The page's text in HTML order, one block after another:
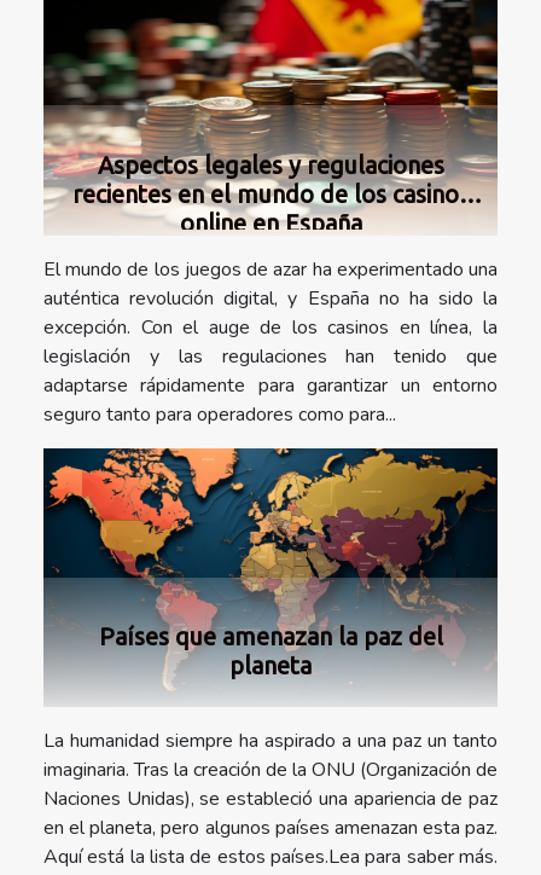
Aspectos legales y regulaciones
recientes en el mundo de los casinos
online en España
El mundo de los juegos de azar ha experimentado una
auténtica revolución digital, y España no ha sido la
excepción. Con el auge de los casinos en línea, la
legislación y las regulaciones han tenido que
adaptarse rápidamente para garantizar un entorno
seguro tanto para operadores como para...
Países que amenazan la paz del
planeta
La humanidad siempre ha aspirado a una paz un tanto
imaginaria. Tras la creación de la ONU (Organización de
Naciones Unidas), se estableció una apariencia de paz
en el planeta, pero algunos países amenazan esta paz.
Aquí está la lista de estos países.Lea para saber más.